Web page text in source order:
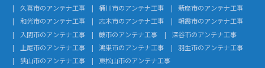
久喜市のアンテナ工事
桶川市のアンテナ工事
新座市のアンテナ工事
和光市のアンテナ工事
志木市のアンテナ工事
朝霞市のアンテナ工事
入間市のアンテナ工事
蕨市のアンテナ工事
深谷市のアンテナ工事
上尾市のアンテナ工事
鴻巣市のアンテナ工事
羽生市のアンテナ工事
狭山市のアンテナ工事
東松山市のアンテナ工事